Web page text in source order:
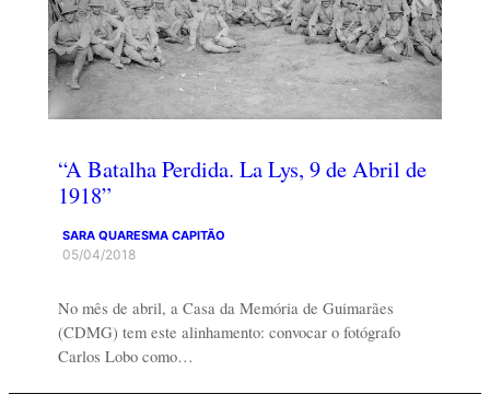
“A Batalha Perdida. La Lys, 9 de Abril de
1918”
SARA QUARESMA CAPITÃO
05/04/2018
No mês de abril, a Casa da Memória de Guimarães
(CDMG) tem este alinhamento: convocar o fotógrafo
Carlos Lobo como…